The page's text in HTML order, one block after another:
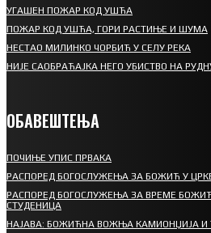
УГАШЕН ПОЖАР КОД УШЋА
ПОЖАР КОД УШЋА, ГОРИ РАСТИЊЕ И ШУМА
НЕСТАО МИЛИНКО ЧОРБИЋ У СЕЛУ РЕКА
НИЈЕ САОБРАЋАЈКА НЕГО УБИСТВО НА
ОБАВЕШТЕЊА
ПОЧИЊЕ УПИС ПРВАКА
РАСПОРЕД БОГОСЛУЖЕЊА ЗА БОЖИЋ У
РАСПОРЕД БОГОСЛУЖЕЊА ЗА ВРЕМЕ
СТУДЕНИЦА
НАЈАВА: БОЖИЋНА ВОЖЊА КАМИОНЏИЈА И